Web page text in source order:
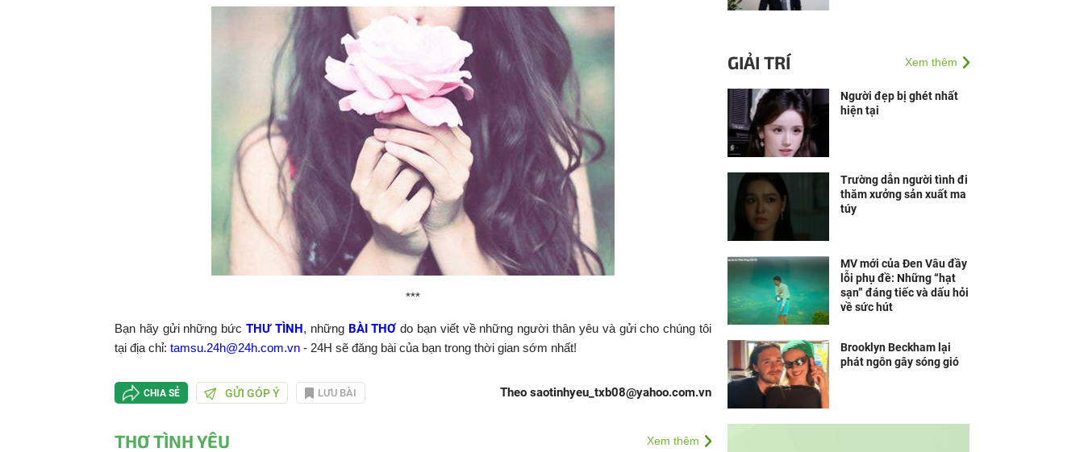
***
Bạn hãy gửi những bứcTHƯ TÌNH, những BÀI THƠ do bạn viết về những người thân yêu và gửi cho chúng tôi
tại địa chỉ: tamsu.24h@24h.com.vn - 24H sẽ đăng bài của bạn trong thời gian sớm nhất!
CHIA SẺ GỬI GÓP Ý LƯU BÀI Theo saotinhyeu_txb08@yahoo.com.vn
THƠ TÌNH YÊU Xem thêm
GIẢI TRÍ Xem thêm
Người đẹp bị ghét nhất
hiện tại
Trường dẫn người tình đi
thăm xưởng sản xuất ma
túy
MV mới của Đen Vâu đầy
lỗi phụ đề: Những “hạt
sạn” đáng tiếc và dấu hỏi
về sức hút
Brooklyn Beckham lại
phát ngôn gây sóng gió